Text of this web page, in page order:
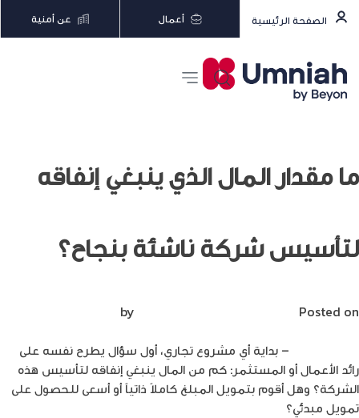
الصفحة الرئيسية أعمال عن أمنية
ما مقدار المال الذي ينبغي إنفاقه
لتأسيس شركة ناشئة بنجاح؟
Posted on
– بداية أي مشروع تجاري، أول سؤال يطرح نفسه على
رائد الأعمال أو المستثمر: كم من المال ينبغي إنفاقه لتأسيس هذه
الشركة؟ وهل أقوم بتمويل المبلغ كاملاً ذاتياً أو أسعى للحصول على
تمويل مبدئي؟